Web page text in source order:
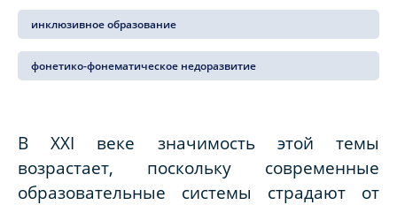
инклюзивное образование
фонетико-фонематическое недоразвитие
В XXI веке значимость этой темы
возрастает, поскольку современные
образовательные системы страдают от